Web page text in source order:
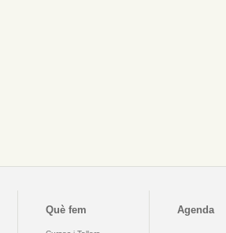
Què fem Agenda